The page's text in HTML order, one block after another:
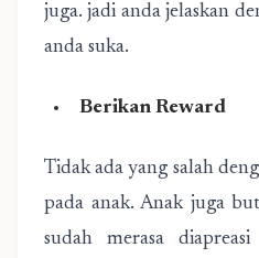
juga. jadi anda jelaskan
anda suka.
Berikan Reward
Tidak ada yang salah
pada anak. Anak juga
sudah merasa